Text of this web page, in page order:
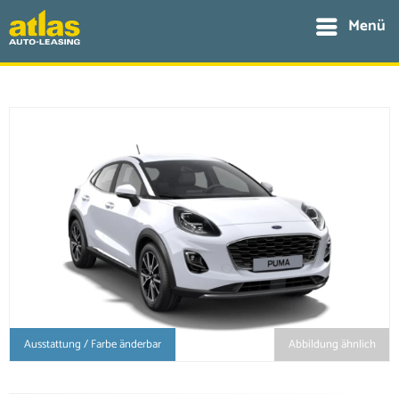
Menü
Abbildung ähnlich
Ausstattung / Farbe änderbar